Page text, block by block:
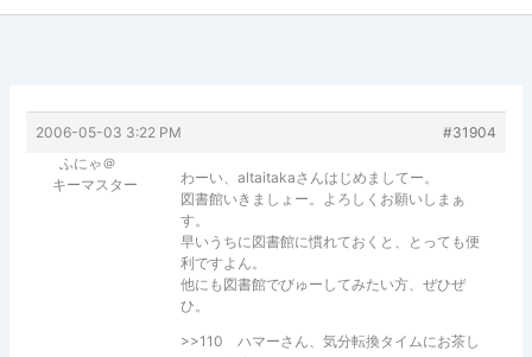
ス
2006-05-03 3:22 PM
#31904
ふにゃ＠
キーマスター
わーい、altaitakaさんはじめましてー。
図書館いきましょー。よろしくお願いしまぁ
す。
早いうちに図書館に慣れておくと、とっても便
利ですよん。
他にも図書館でびゅーしてみたい方、ぜひぜ
ひ。
>>110 ハマーさん、気分転換タイムにお茶し